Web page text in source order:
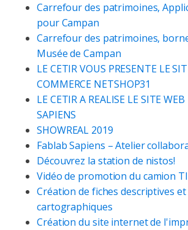
Carrefour des patrimoines,
pour Campan
Carrefour des patrimoines,
Musée de Campan
LE CETIR VOUS PRESENTE LE
COMMERCE NETSHOP31
LE CETIR A REALISE LE SITE
SAPIENS
SHOWREAL 2019
Fablab Sapiens – Atelier
Découvrez la station de nistos!
Vidéo de promotion du camion
Création de fiches descriptives et
cartographiques
Création du site internet de